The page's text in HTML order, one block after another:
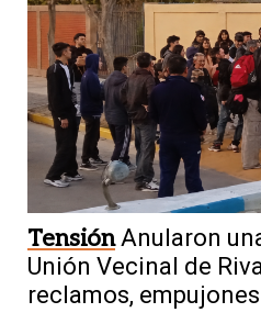
Tensión Anularon
Unión Vecinal de
reclamos,